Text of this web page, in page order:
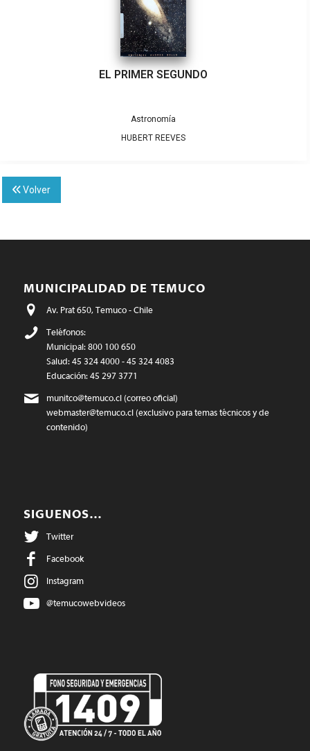
EL PRIMER SEGUNDO
Astronomía
HUBERT REEVES
Volver
MUNICIPALIDAD DE TEMUCO
Av. Prat 650, Temuco - Chile
Teléfonos:
Municipal: 800 100 650
Salud: 45 324 4000 - 45 324 4083
Educación: 45 297 3771
munitco@temuco.cl(correo oficial)
webmaster@temuco.cl(exclusivo para temas técnicos y de
contenido)
SIGUENOS…
Twitter
Facebook
Instagram
@temucowebvideos